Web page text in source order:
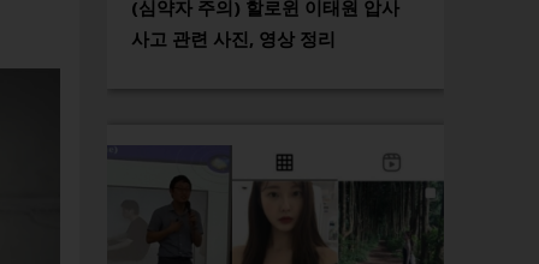
(심약자 주의) 할로윈 이태원 압사
사고 관련 사진, 영상 정리